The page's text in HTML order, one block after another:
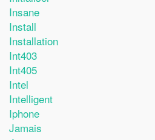
Insane
Install
Installation
Int403
Int405
Intel
Intelligent
Iphone
Jamais